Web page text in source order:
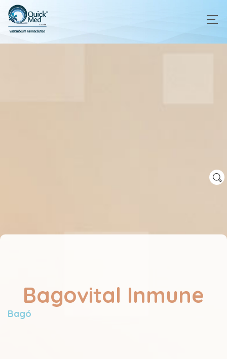
Bagovital Inmune
Bagó